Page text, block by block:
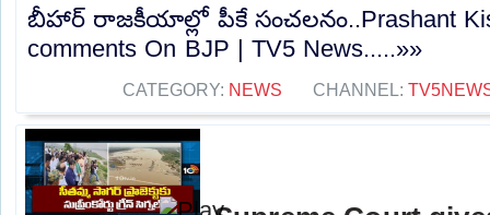
బీహార్ రాజకీయాల్లో పీకే సంచలనం..Prashant
comments On BJP | TV5 News.....»»
CATEGORY: NEWS CHANNEL: